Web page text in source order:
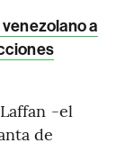
a
-el
de